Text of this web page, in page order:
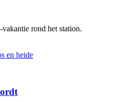
rond het station.